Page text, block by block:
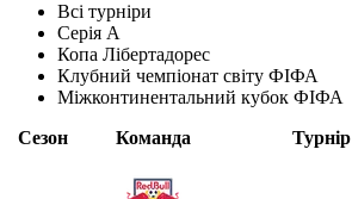
Всі турніри
Серія А
Копа Лібертадорес
Клубний чемпіонат світу ФІФА
Міжконтинентальний кубок ФІФА
Сезон
Команда Турнір